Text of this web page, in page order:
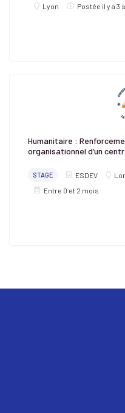
Lyon
Postée il y a 3
Humanitaire :
organisationnel d’un
STAGE ESDEV
Entre 0 et 2 mois